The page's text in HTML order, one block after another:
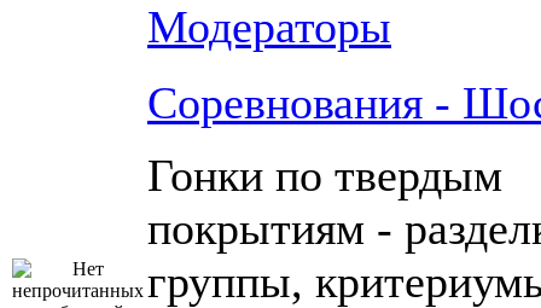
Модераторы
Соревнования -
Гонки по твердым
покрытиям -
группы,